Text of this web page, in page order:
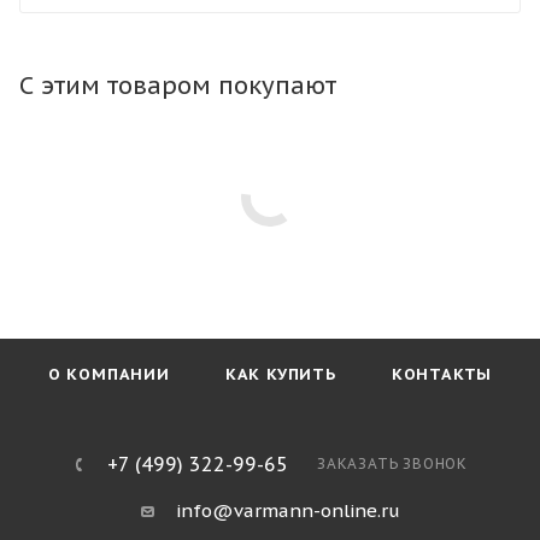
С этим товаром покупают
О КОМПАНИИ КАК КУПИТЬ КОНТАКТЫ
+7 (499) 322-99-65 ЗАКАЗАТЬ ЗВОНОК
info@varmann-online.ru